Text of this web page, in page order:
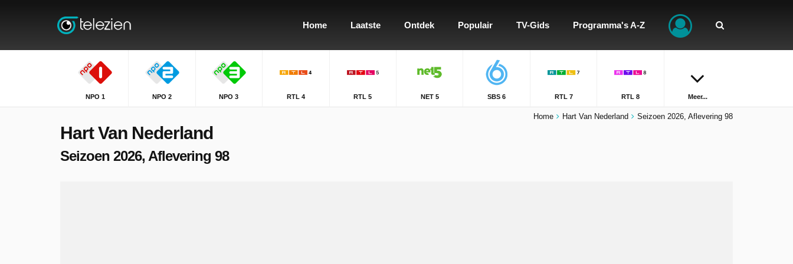
Home Laatste Ontdek Populair TV-Gids Programma's A-Z
NPO 1 NPO 2 NPO 3 RTL 4 RTL 5 NET 5 SBS 6 RTL 7 RTL 8 Meer...
Home Hart Van Nederland Seizoen 2026, Aflevering 98
Hart Van Nederland
Seizoen 2026, Aflevering 98